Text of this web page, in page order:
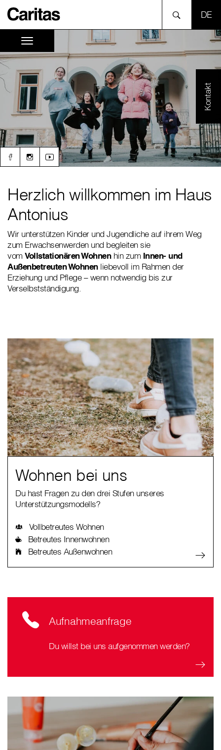
Kontakt
Herzlich willkommen im Haus
Antonius
Wir unterstützen Kinder und Jugendliche auf ihrem Weg
zum Erwachsenwerden und begleiten sie
vom Vollstationären Wohnenhin zum Innen- und
Außenbetreuten Wohnenliebevoll im Rahmen der
Erziehung und Pflege – wenn notwendig bis zur
Verselbstständigung.
Wohnen bei uns
Du hast Fragen zu den drei Stufen unseres
Unterstützungsmodells?
Vollbetreutes Wohnen
Betreutes Innenwohnen
Betreutes Außenwohnen
Aufnahmeanfrage
Du willst bei uns aufgenommen werden?